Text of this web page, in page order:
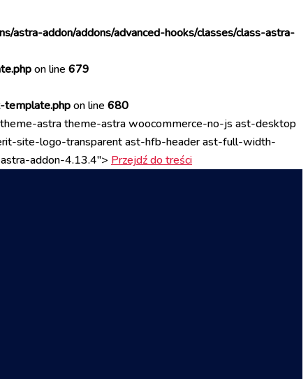
addon/addons/advanced-hooks/classes/class-astra-
on line 679
template.phpon line 680
astra theme-astra woocommerce-no-js ast-desktop
site-logo-transparent ast-hfb-header ast-full-width-
addon-4.13.4"> Przejdź do treści